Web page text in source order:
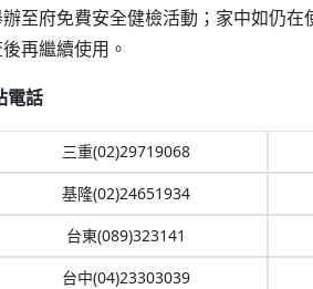
至府免費安全健檢活動；家中如仍
再繼續使用。
電話
三重(02)29719068
基隆(02)24651934
台東(089)323141
台中(04)23303039